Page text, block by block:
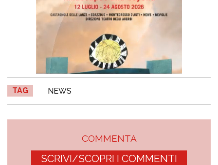
TAG NEWS
COMMENTA
SCRIVI/SCOPRI I COMMENTI